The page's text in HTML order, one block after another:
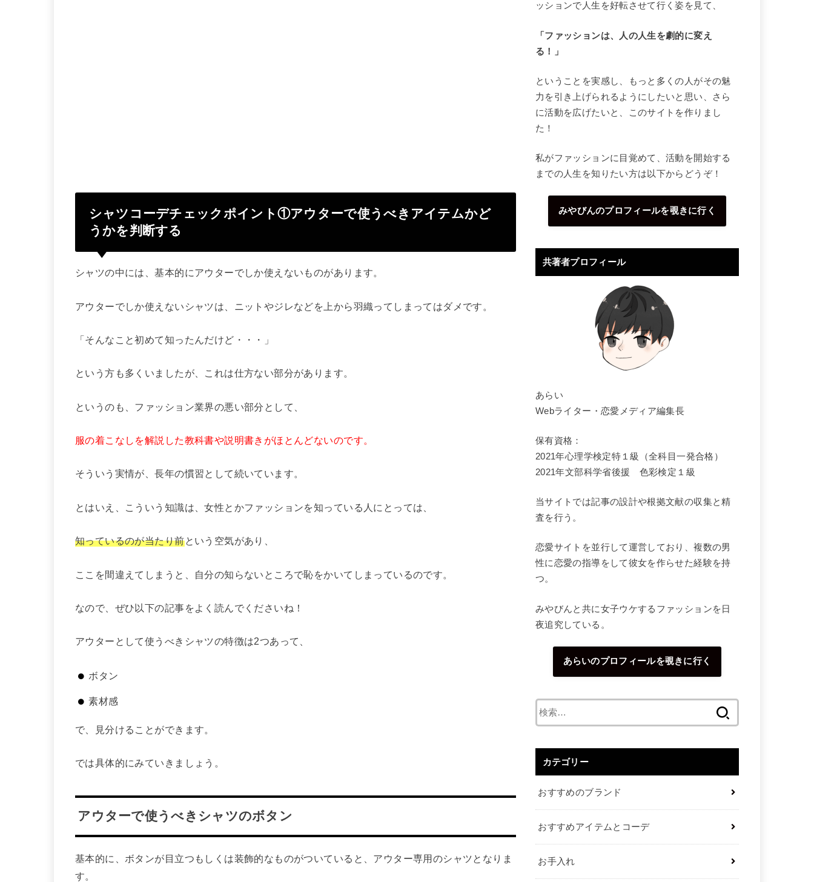
シャツコーデチェックポイント①アウターで使うべきアイテムかど
うかを判断する
シャツの中には、基本的にアウターでしか使えないものがあります。
アウターでしか使えないシャツは、ニットやジレなどを上から羽織ってしまってはダメです。
「そんなこと初めて知ったんだけど・・・」
という方も多くいましたが、これは仕方ない部分があります。
というのも、ファッション業界の悪い部分として、
服の着こなしを解説した教科書や説明書きがほとんどないのです。
そういう実情が、長年の慣習として続いています。
とはいえ、こういう知識は、女性とかファッションを知っている人にとっては、
知っているのが当たり前という空気があり、
ここを間違えてしまうと、自分の知らないところで恥をかいてしまっているのです。
なので、ぜひ以下の記事をよく読んでくださいね！
アウターとして使うべきシャツの特徴は2つあって、
ボタン
素材感
で、見分けることができます。
では具体的にみていきましょう。
アウターで使うべきシャツのボタン
基本的に、ボタンが目立つもしくは装飾的なものがついていると、アウター専用のシャツとなりま
す。
ッションで人生を好転させて行く姿を見て、
「ファッションは、人の人生を劇的に変え
る！」
ということを実感し、もっと多くの人がその魅
力を引き上げられるようにしたいと思い、さら
に活動を広げたいと、このサイトを作りまし
た！
私がファッションに目覚めて、活動を開始する
までの人生を知りたい方は以下からどうぞ！
みやびんのプロフィールを覗きに行く
共著者プロフィール
あらい
Webライター・恋愛メディア編集長
保有資格：
2021年心理学検定特１級
（全科目一発合格）
2021年文部科学省後援 色彩検定１級
当サイトでは記事の設計や根拠文献の収集と精
査を行う。
恋愛サイトを並行して運営しており、複数の男
性に恋愛の指導をして彼女を作らせた経験を持
つ。
みやびんと共に女子ウケするファッションを日
夜追究している。
あらいのプロフィールを覗きに行く
索:
カテゴリー
おすすめのブランド
おすすめアイテムとコーデ
お手入れ